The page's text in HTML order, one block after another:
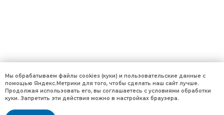
Мы обрабатываем файлы cookies (куки) и пользовательские данные с
помощью Яндекс.Метрики для того, чтобы сделать наш сайт лучше.
Продолжая использовать его, вы соглашаетесь с условиями обработки
куки. Запретить эти действия можно в настройках браузера.